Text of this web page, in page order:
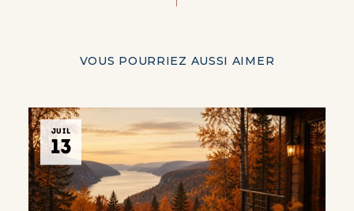
VOUS POURRIEZ AUSSI AIMER
JUIL
13